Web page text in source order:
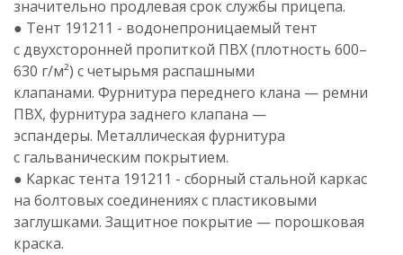
значительно продлевая срок службы прицепа.
● Тент 191211 - водонепроницаемый тент
с двухсторонней пропиткой ПВХ (плотность 600–
630 г/м²) с четырьмя распашными
клапанами. Фурнитура переднего клана — ремни
ПВХ, фурнитура заднего клапана —
эспандеры. Металлическая фурнитура
с гальваническим покрытием.
● Каркас тента 191211 - сборный стальной каркас
на болтовых соединениях с пластиковыми
заглушками. Защитное покрытие — порошковая
краска.